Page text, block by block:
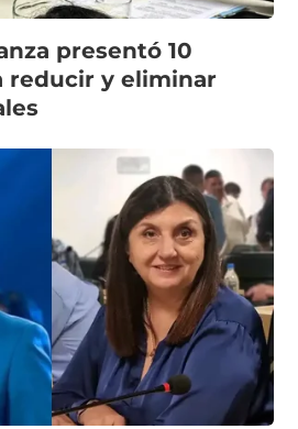
presentó 10
reducir y eliminar